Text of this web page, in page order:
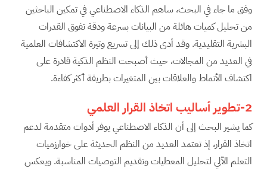
وفق ما جاء في البحث، ساهم الذكاء الاصطناعي في تمكين الباحثين
من تحليل كميات هائلة من البيانات بسرعة ودقة تفوق القدرات
البشرية التقليدية. وقد أدى ذلك إلى تسريع وتيرة الاكتشافات العلمية
في العديد من المجالات، حيث أصبحت النظم الذكية قادرة على
اكتشاف الأنماط والعلاقات بين المتغيرات بطريقة أكثر كفاءة.
2-تطوير أساليب اتخاذ القرار العلمي
كما يشير البحث إلى أن الذكاء الاصطناعي يوفر أدوات متقدمة لدعم
اتخاذ القرار، إذ تعتمد العديد من النظم الحديثة على خوارزميات
التعلم الآلي لتحليل المعطيات وتقديم التوصيات المناسبة. ويعكس